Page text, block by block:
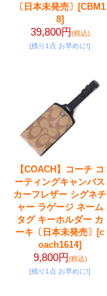
〔日本未発売〕 [CBM1
8]
39,800円(税込)
[残り1点 お早めに!]
【COACH】コーチ コ
ーティングキャンバス
カーフレザー シグネチ
ャー ラゲージ ネーム
タグ キーホルダー カ
ーキ〔日本未発売〕 [c
oach1614]
9,800円(税込)
[残り1点 お早めに!]